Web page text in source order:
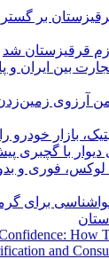
قرقیزستان بر
قرقیزستان شد
آرزوی زمین‌زدن
بازار خودرو
دیوار با گچبری
لوکس، فوری و
How
and